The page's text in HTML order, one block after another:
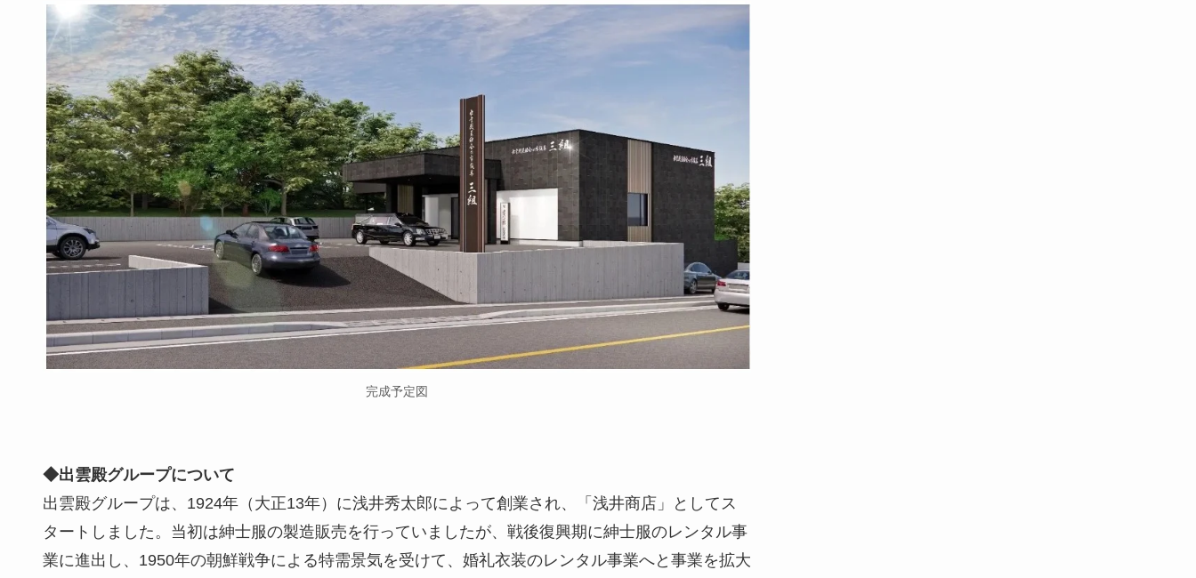
完成予定図
◆出雲殿グループについて
出雲殿グループは、1924年（大正13年）に浅井秀太郎によって創業され、「浅井商店」としてス
タートしました。当初は紳士服の製造販売を行っていましたが、戦後復興期に紳士服のレンタル事
業に進出し、1950年の朝鮮戦争による特需景気を受けて、婚礼衣装のレンタル事業へと事業を拡大